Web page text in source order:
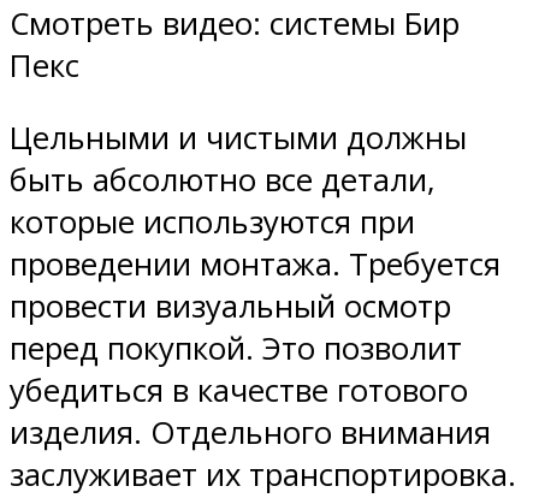
Смотреть видео: системы Бир
Пекс
Цельными и чистыми должны
быть абсолютно все детали,
которые используются при
проведении монтажа. Требуется
провести визуальный осмотр
перед покупкой. Это позволит
убедиться в качестве готового
изделия. Отдельного внимания
заслуживает их транспортировка.